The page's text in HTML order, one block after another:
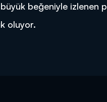
DİĞER
büyük beğeniyle izlenen
oluyor.